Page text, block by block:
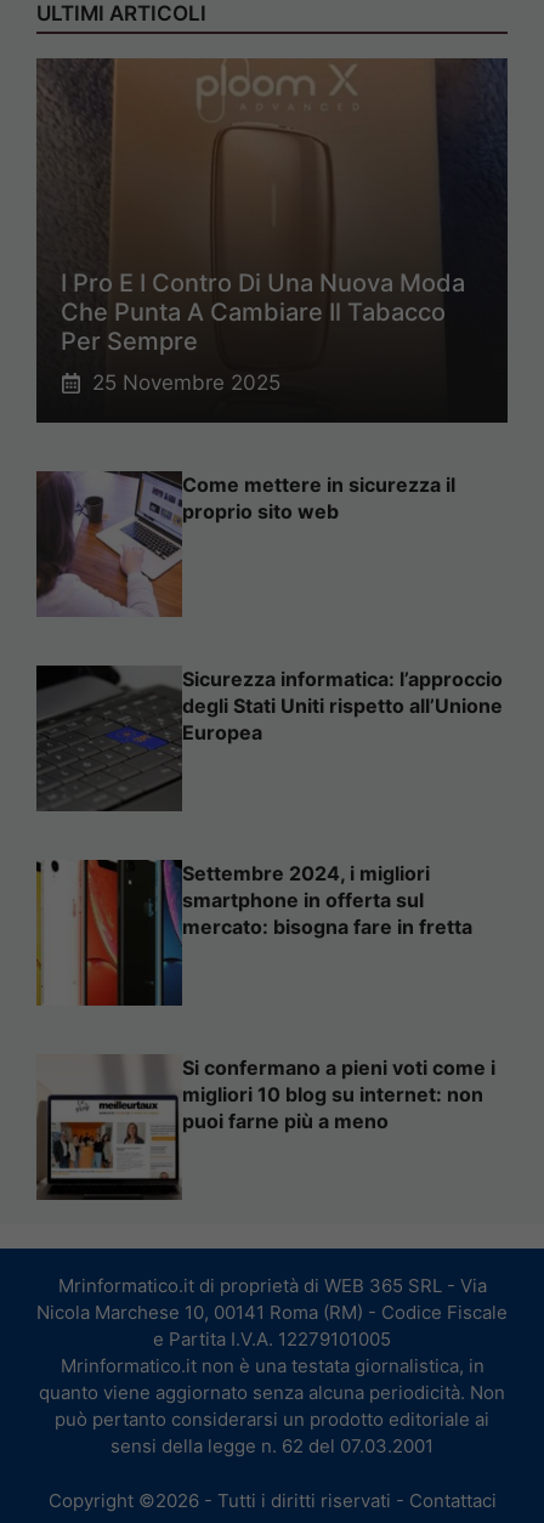
ULTIMI ARTICOLI
I Pro E I Contro Di Una Nuova Moda
Che Punta A Cambiare Il Tabacco
Per Sempre
25 Novembre 2025
Come mettere in sicurezza il
proprio sito web
Sicurezza informatica: l’approccio
degli Stati Uniti rispetto all’Unione
Europea
Settembre 2024, i migliori
smartphone in offerta sul
mercato: bisogna fare in fretta
Si confermano a pieni voti come i
migliori 10 blog su internet: non
puoi farne più a meno
Mrinformatico.it di proprietà di WEB 365 SRL - Via
Nicola Marchese 10, 00141 Roma (RM) - Codice Fiscale
e Partita I.V.A. 12279101005
Mrinformatico.it non è una testata giornalistica, in
quanto viene aggiornato senza alcuna periodicità. Non
può pertanto considerarsi un prodotto editoriale ai
sensi della legge n. 62 del 07.03.2001
Copyright ©2026 - Tutti i diritti riservati - Contattaci